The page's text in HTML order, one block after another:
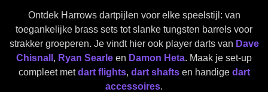
Ontdek Harrows dartpijlen voor elke speelstijl: van
toegankelijke brass sets tot slanke tungsten barrels voor
strakker groeperen. Je vindt hier ook player darts van Dave
Chisnall , Ryan Searle en Damon Heta. Maak je set-up
compleet metdart flights, dart shaftsen handige dart
accessoires.